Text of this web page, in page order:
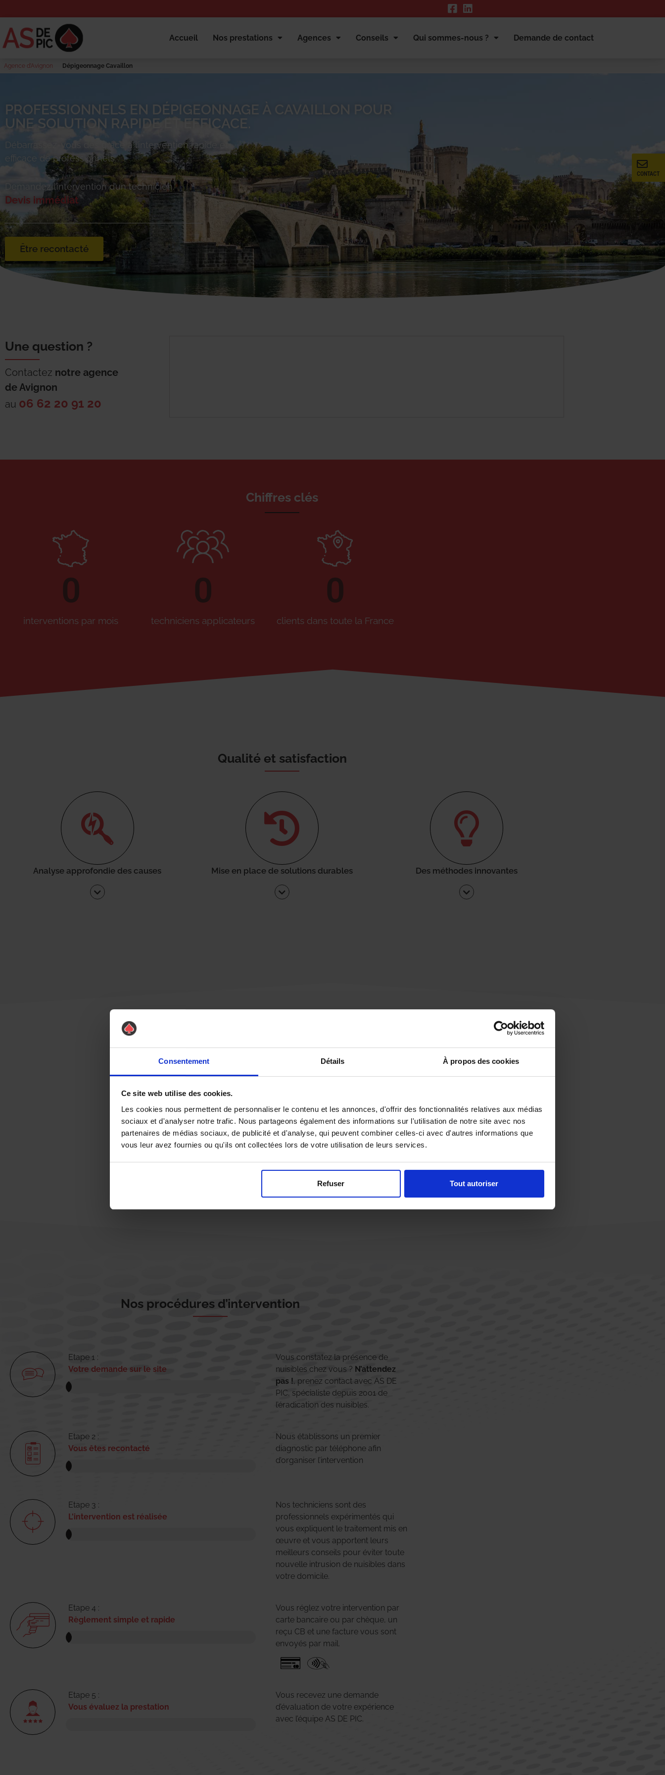
Consentement Détails À propos des cookies
Ce site web utilise des cookies.
Les cookies nous permettent de personnaliser le contenu et les annonces, d'offrir des fonctionnalités relatives aux médias
sociaux et d'analyser notre trafic. Nous partageons également des informations sur l'utilisation de notre site avec nos
partenaires de médias sociaux, de publicité et d'analyse, qui peuvent combiner celles-ci avec d'autres informations que
vous leur avez fournies ou qu'ils ont collectées lors de votre utilisation de leurs services.
Refuser Tout autoriser
Accueil Nos prestations Agences Conseils Qui sommes-nous ? Demande de contact
Agence d’Avignon Dépigeonnage Cavaillon
CONTACT
PROFESSIONNELS EN DÉPIGEONNAGE À CAVAILLON POUR
UNE SOLUTION RAPIDE ET EFFICACE.
Débarrassez-vous des
grâce à l’intervention rapide et
efficace de professionnels.
Demandez l’intervention d’un technicien.
Devis immédiat
Être recontacté
Une question ?
Contactez notre agence
de Avignon
au 06 62 20 91 20
Chiffres clés
interventions par mois
0
techniciens applicateurs
0
clients dans toute la France
0
Qualité et satisfaction
Analyse approfondie des causes Mise en place de solutions durables Des méthodes innovantes
Une urgence ?
Vous souhaitez être
Nos procédures d’intervention
Etape 1 :
Votre demande sur le site
Vous constatez la présence de
nuisibles chez vous ? N’attendez
pas !, prenez contact avec AS DE
PIC, spécialiste depuis 2001 de
l’éradication des nuisibles.
Etape 2 :
Vous êtes recontacté
Nous établissons un premier
diagnostic par téléphone afin
d’organiser l’intervention
Etape 3 :
L'intervention est réalisée
Nos techniciens sont des
professionnels expérimentés qui
vous expliquent le traitement mis en
œuvre et vous apportent leurs
meilleurs conseils pour éviter toute
nouvelle intrusion de nuisibles dans
votre domicile.
Etape 4 :
Règlement simple et rapide
Vous réglez votre intervention par
carte bancaire ou par chèque, un
reçu CB et une facture vous sont
envoyés par mail.
Etape 5 :
Vous évaluez la prestation
Vous recevez une demande
d’évaluation de votre expérience
avec l’équipe AS DE PIC.